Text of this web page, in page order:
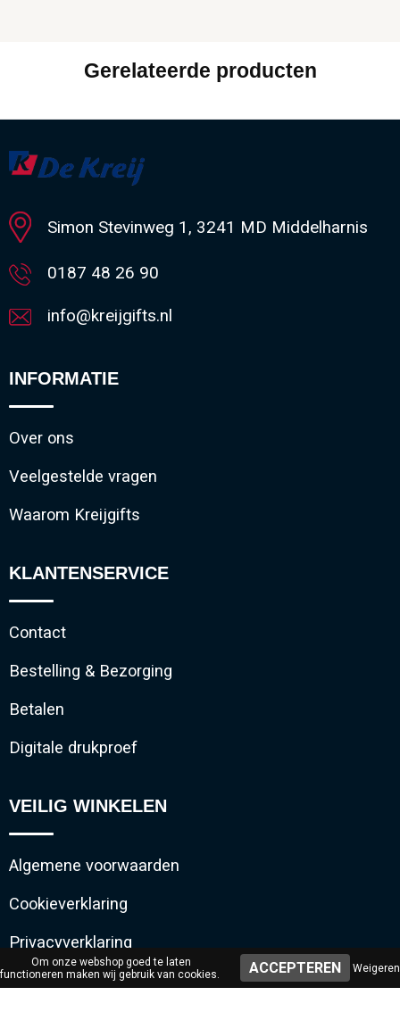
Gerelateerde producten
Simon Stevinweg 1, 3241 MD Middelharnis
0187 48 26 90
info@kreijgifts.nl
INFORMATIE
Over ons
Veelgestelde vragen
Waarom Kreijgifts
KLANTENSERVICE
Contact
Bestelling & Bezorging
Betalen
Digitale drukproef
VEILIG WINKELEN
Algemene voorwaarden
Cookieverklaring
Privacyverklaring
Disclaimer
Om onze webshop goed te laten
functioneren maken wij gebruik van cookies.
Weigeren